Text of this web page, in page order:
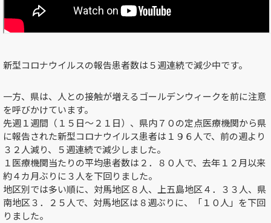
新型コロナウイルスの報告患者数は５週連続で減少中です。
一方、県は、人との接触が増えるゴールデンウィークを前に注意
を呼びかけています。
先週１週間（１５日～２１日）、県内７０の定点医療機関から県
に報告された新型コロナウイルス患者は１９６人で、前の週より
３２人減り、５週連続で減少しました。
１医療機関当たりの平均患者数は２．８０人で、去年１２月以来
約４カ月ぶりに３人を下回りました。
地区別では多い順に、対馬地区８人、上五島地区４．３３人、県
南地区３．２５人で、対馬地区は８週ぶりに、「１０人」を下回
りました。